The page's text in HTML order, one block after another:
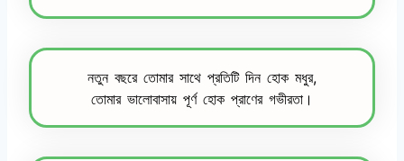
নতুন বছরে তোমার সাথে প্রতিটি দিন হোক মধুর,
তোমার ভালোবাসায় পূর্ণ হোক প্রাণের গভীরতা।